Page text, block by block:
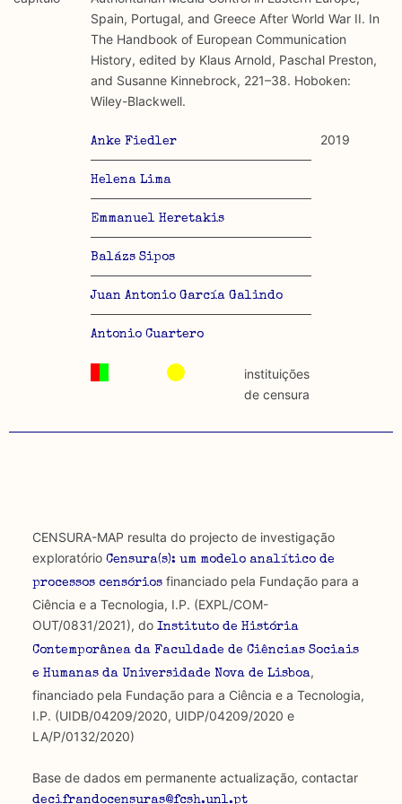
académicos.
Limitações
A lista procura incluir as publicações mais relevantes
produzidos até 2022, contudo não foi possível ter acesso
discurso e uso da liberdade de expressão. Trata-se de
uma censura que é omnipresente, dado que é
constitutiva do próprio acto de fala.
Regulatória e Constitutiva : são combinadas ambas
abordagens.
Tipo investigação realizada
.csv para importação em programas de folha de cálculo
Spain, Portugal, and Greece After World War II. In
The Handbook of European Communication
History, edited by Klaus Arnold, Paschal Preston,
and Susanne Kinnebrock, 221–38. Hoboken:
Wiley-Blackwell.
Anke Fiedler
Helena Lima
Emmanuel Heretakis
Balázs Sipos
Juan Antonio García Galindo
Antonio Cuartero
2019
instituições
de censura
CENSURA-MAP resulta do projecto de investigação
exploratório Censura(s): um modelo analítico de
processos censóriosfinanciado pela Fundação para a
Ciência e a Tecnologia, I.P. (EXPL/COM-
OUT/0831/2021), do Instituto de História
Contemporânea da Faculdade de Ciências Sociais
e Humanas da Universidade Nova de Lisboa,
financiado pela Fundação para a Ciência e a Tecnologia,
I.P. (UIDB/04209/2020, UIDP/04209/2020 e
LA/P/0132/2020)
Base de dados em permanente actualização, contactar
decifrandocensuras@fcsh.unl.pt